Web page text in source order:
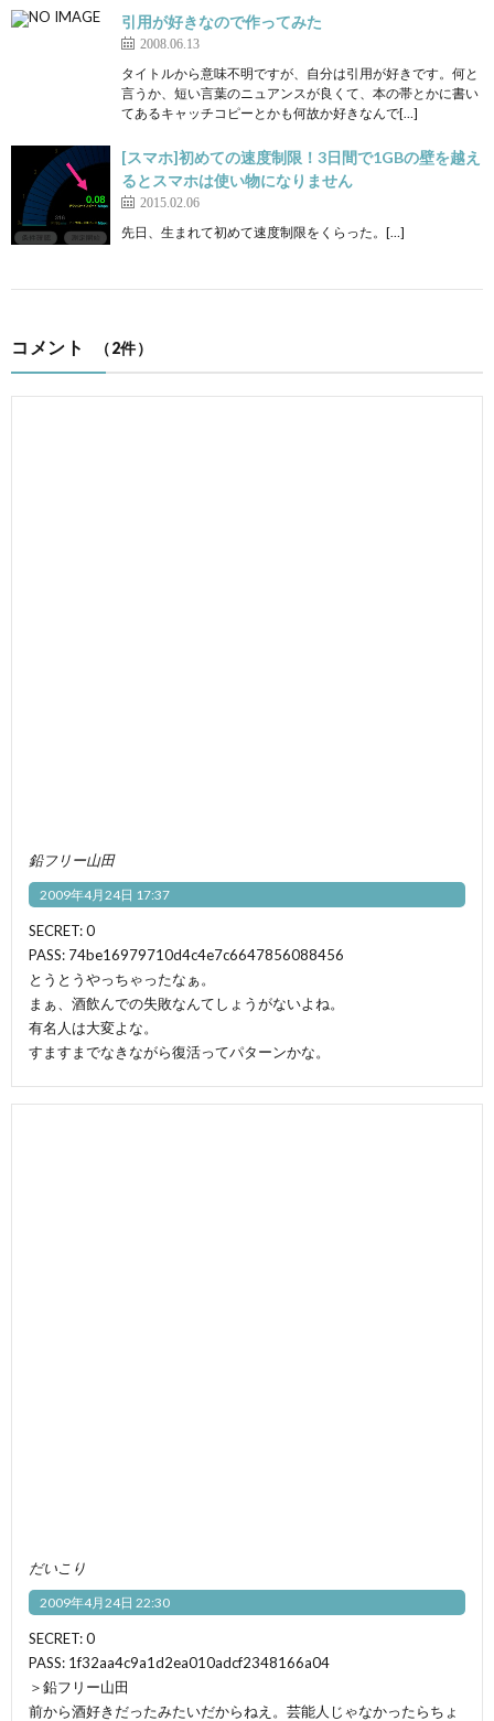
引用が好きなので作ってみた
2008.06.13
タイトルから意味不明ですが、自分は引用が好きです。何と
言うか、短い言葉のニュアンスが良くて、本の帯とかに書い
てあるキャッチコピーとかも何故か好きなんで[…]
[スマホ]初めての速度制限！3日間で1GBの壁を越え
るとスマホは使い物になりません
2015.02.06
先日、生まれて初めて速度制限をくらった。[…]
コメント （2件）
鉛フリー山田
2009年4月24日 17:37
SECRET: 0
PASS: 74be16979710d4c4e7c6647856088456
とうとうやっちゃったなぁ。
まぁ、酒飲んでの失敗なんてしょうがないよね。
有名人は大変よな。
すますまでなきながら復活ってパターンかな。
だいこり
2009年4月24日 22:30
SECRET: 0
PASS: 1f32aa4c9a1d2ea010adcf2348166a04
＞鉛フリー山田
前から酒好きだったみたいだからねえ。芸能人じゃなかったらちょ